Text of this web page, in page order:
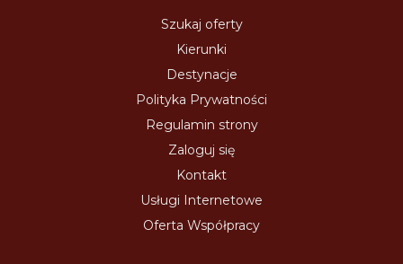
Szukaj oferty
Kierunki
Destynacje
Polityka Prywatności
Regulamin strony
Zaloguj się
Kontakt
Usługi Internetowe
Oferta Współpracy